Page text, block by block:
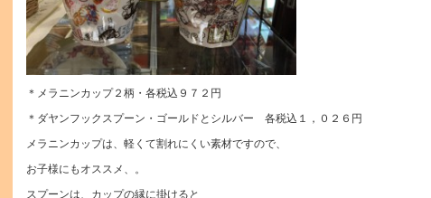
＊メラニンカップ２柄・各税込９７２円
＊ダヤンフックスプーン・ゴールドとシルバー 各税込１，０２６円
メラニンカップは、軽くて割れにくい素材ですので、
お子様にもオススメ、。
スプーンは、カップの縁に掛けると